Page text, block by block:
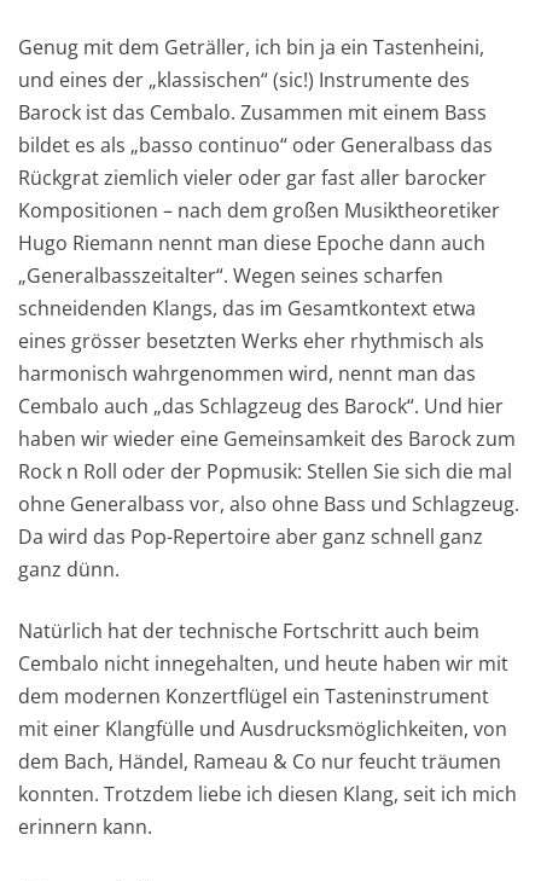
Genug mit dem Geträller, ich bin ja ein Tastenheini,
und eines der „klassischen“ (sic!) Instrumente des
Barock ist das Cembalo. Zusammen mit einem Bass
bildet es als „basso continuo“ oder Generalbass das
Rückgrat ziemlich vieler oder gar fast aller barocker
Kompositionen – nach dem großen Musiktheoretiker
Hugo Riemann nennt man diese Epoche dann auch
„Generalbasszeitalter“. Wegen seines scharfen
schneidenden Klangs, das im Gesamtkontext etwa
eines grösser besetzten Werks eher rhythmisch als
harmonisch wahrgenommen wird, nennt man das
Cembalo auch „das Schlagzeug des Barock“. Und hier
haben wir wieder eine Gemeinsamkeit des Barock zum
Rock n Roll oder der Popmusik: Stellen Sie sich die mal
ohne Generalbass vor, also ohne Bass und Schlagzeug.
Da wird das Pop-Repertoire aber ganz schnell ganz
ganz dünn.
Natürlich hat der technische Fortschritt auch beim
Cembalo nicht innegehalten, und heute haben wir mit
dem modernen Konzertflügel ein Tasteninstrument
mit einer Klangfülle und Ausdrucksmöglichkeiten, von
dem Bach, Händel, Rameau & Co nur feucht träumen
konnten. Trotzdem liebe ich diesen Klang, seit ich mich
erinnern kann.